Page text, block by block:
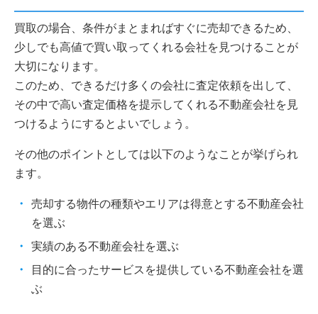
買取の場合、条件がまとまればすぐに売却できるため、
少しでも高値で買い取ってくれる会社を見つけることが
大切になります。
このため、できるだけ多くの会社に査定依頼を出して、
その中で高い査定価格を提示してくれる不動産会社を見
つけるようにするとよいでしょう。
その他のポイントとしては以下のようなことが挙げられ
ます。
売却する物件の種類やエリアは得意とする不動産会社
を選ぶ
実績のある不動産会社を選ぶ
目的に合ったサービスを提供している不動産会社を選
ぶ